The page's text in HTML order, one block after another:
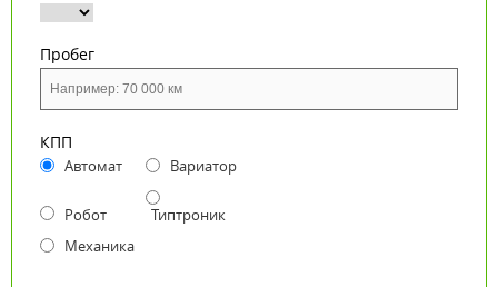
Пробег
КПП
Автомат Вариатор
Робот
Типтроник
Механика